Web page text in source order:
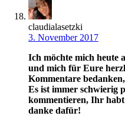
claudialasetzki
3. November 2017
Ich möchte mich heute
und mich für Eure
Kommentare
Es ist immer schwierig
kommentieren, Ihr
danke dafür!